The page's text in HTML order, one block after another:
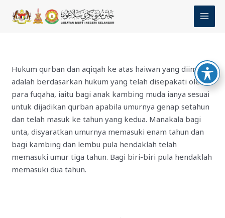
Hukum qurban dan aqiqah ke atas haiwan yang diimport
adalah berdasarkan hukum yang telah disepakati oleh
para fuqaha, iaitu bagi anak kambing muda ianya sesuai
untuk dijadikan qurban apabila umurnya genap setahun
dan telah masuk ke tahun yang kedua. Manakala bagi
unta, disyaratkan umurnya memasuki enam tahun dan
bagi kambing dan lembu pula hendaklah telah
memasuki umur tiga tahun. Bagi biri-biri pula hendaklah
memasuki dua tahun.